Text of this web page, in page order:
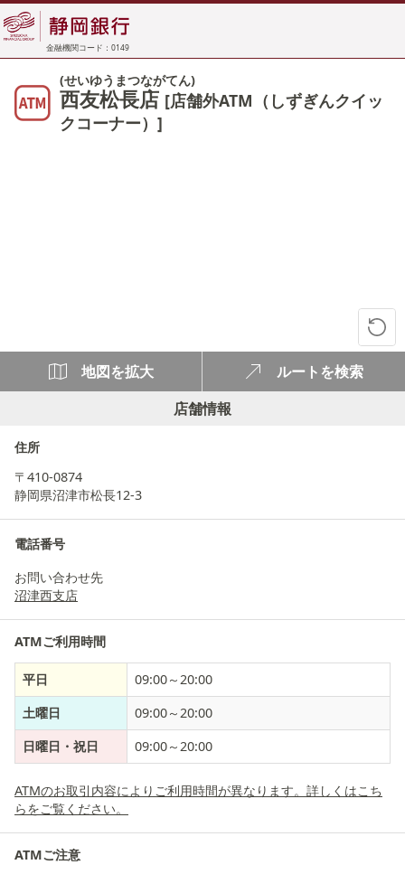
金融機関コード：0149
(せいゆうまつながてん)
西友松長店 [店舗外ATM（しずぎんクイッ
クコーナー）]
地図を拡大
ルートを検索
店舗情報
住所
〒410-0874
静岡県沼津市松長12-3
電話番号
お問い合わせ先
沼津西支店
ATMご利用時間
平日
09:00～20:00
土曜日
09:00～20:00
日曜日・祝日
09:00～20:00
ATMのお取引内容によりご利用時間が異なります。詳しくはこち
らをご覧ください。
ATMご注意